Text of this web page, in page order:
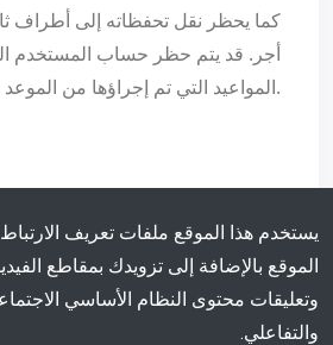
كما يحظر نقل تحفظاته إلى أطراف
أجر. قد يتم حظر حساب المستخدم
المواعيد التي تم إجراؤها من الموعد الثاني.
يستخدم هذا الموقع ملفات تعريف
الموقع بالإضافة إلى تزويدك بمقاطع
وتعليقات محتوى النظام الأساسي
والتفاعلي.